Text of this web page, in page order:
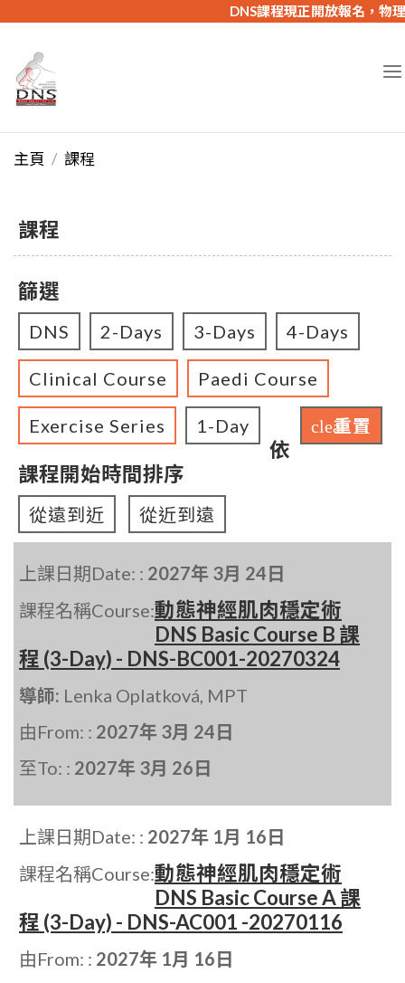
DNS課程現正開放報名，物理
主頁 課程
課程
篩選
DNS 2-Days 3-Days 4-Days
Clinical Course Paedi Course
Exercise Series 1-Day clear重置
依
課程開始時間排序
從遠到近 從近到遠
上課日期Date: : 2027年 3月 24日
課程名稱Course:動態神經肌肉穩定術
DNS Basic Course B 課
程 (3-Day) - DNS-BC001-20270324
導師: Lenka Oplatková, MPT
由From: : 2027年 3月 24日
至To: : 2027年 3月 26日
上課日期Date: : 2027年 1月 16日
課程名稱Course:動態神經肌肉穩定術
DNS Basic Course A 課
程 (3-Day) - DNS-AC001 -20270116
由From: : 2027年 1月 16日